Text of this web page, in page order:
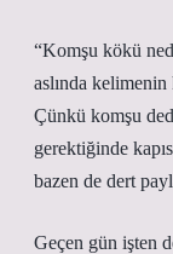
“Komşu kökü
aslında
Çünkü komşu
gerektiğinde
bazen de dert
Geçen gün işten